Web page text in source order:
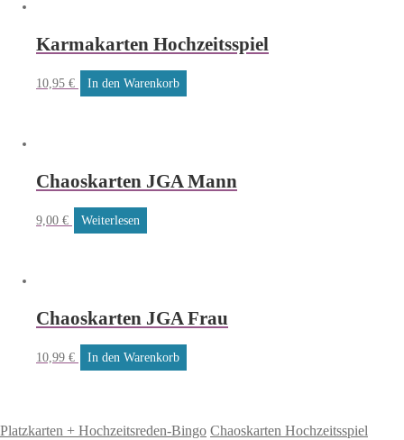
Karmakarten Hochzeitsspiel
10,95 € In den Warenkorb
Chaoskarten JGA Mann
9,00 € Weiterlesen
Chaoskarten JGA Frau
10,99 € In den Warenkorb
Platzkarten + Hochzeitsreden-Bingo Chaoskarten Hochzeitsspiel